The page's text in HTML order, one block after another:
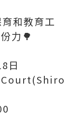
和教育工
力🌳
日
Court(Shiro